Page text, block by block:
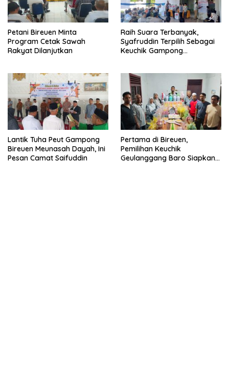
Petani Bireuen Minta
Program Cetak Sawah
Rakyat Dilanjutkan
Raih Suara Terbanyak,
Syafruddin Terpilih Sebagai
Keuchik Gampong
Lantik Tuha Peut Gampong
Bireuen Meunasah Dayah, Ini
Pertama di Bireuen,
Pemilihan Keuchik
Geulanggang Baro Siapkan